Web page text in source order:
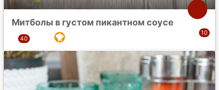
Митболы в густом пикантном соусе